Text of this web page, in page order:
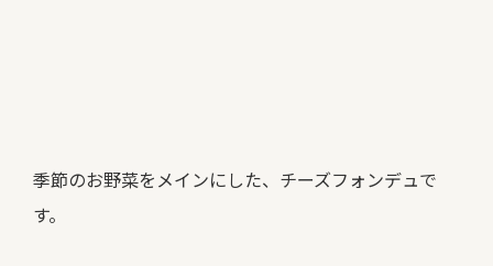
季節のお野菜をメインにした、チーズフォンデュで
す。